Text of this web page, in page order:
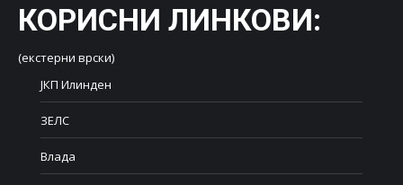
КОРИСНИ ЛИНКОВИ:
(екстерни врски)
ЈКП Илинден
ЗЕЛС
Влада